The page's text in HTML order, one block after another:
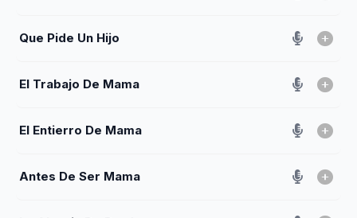
Que Pide Un Hijo
El Trabajo De Mama
El Entierro De Mama
Antes De Ser Mama